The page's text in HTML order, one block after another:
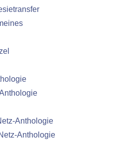
Anthologie
Anthologie